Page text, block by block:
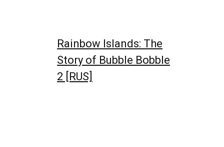
Rainbow Islands: The
Story of Bubble Bobble
2 [RUS]